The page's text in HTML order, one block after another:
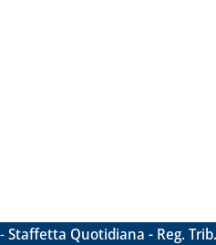
Staffetta Quotidiana - Reg.